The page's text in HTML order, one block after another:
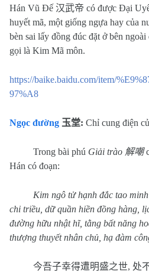
Hán Vũ Đế 汉武帝 có được Đại
huyết mã, một giống ngựa hay của
bèn sai lấy đồng đúc đặt ở bên
gọi là Kim Mã môn.
https://baike.baidu.com/item/
97%A8
Ngọc đường 玉堂: Chỉ cung điện
Trong bài phú Giải trào 解嘲
Hán có đoạn:
Kim ngô tử hạnh đắc tao
chi triều, dữ quần hiền đồng hàng,
đường hữu nhật hĩ, tằng bất năng
thượng thuyết nhân chủ, hạ đàm
今吾子幸得遭明盛之世, 处